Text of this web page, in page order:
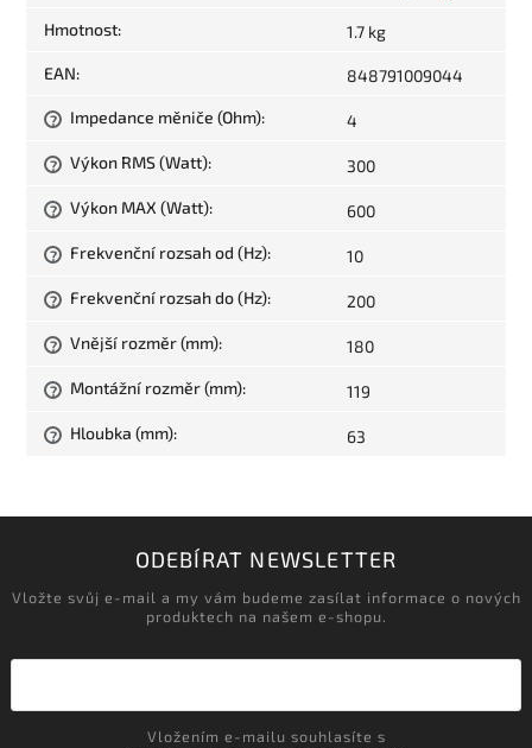
Hmotnost: 1.7 kg
EAN: 848791009044
? Impedance měniče (Ohm): 4
? Výkon RMS (Watt): 300
? Výkon MAX (Watt): 600
? Frekvenční rozsah od (Hz): 10
? Frekvenční rozsah do (Hz): 200
? Vnější rozměr (mm): 180
? Montážní rozměr (mm): 119
? Hloubka (mm): 63
ODEBÍRAT NEWSLETTER
Vložte svůj e-mail a my vám budeme zasílat informace o nových
produktech na našem e-shopu.